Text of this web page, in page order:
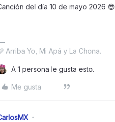
del día 10 de mayo 2026 😎
Arriba Yo, Mi Apá y La Chona.
A 1 persona le gusta esto.
Me gusta